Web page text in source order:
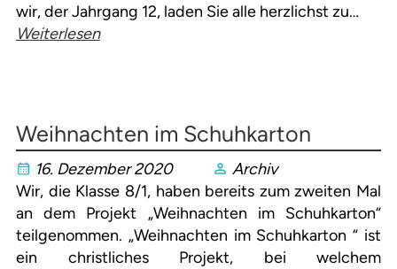
wir, der Jahrgang 12, laden Sie alle herzlichst zu…
Weiterlesen
Weihnachten im Schuhkarton
16. Dezember 2020
Archiv
Wir, die Klasse 8/1, haben bereits zum zweiten Mal
an dem Projekt „Weihnachten im Schuhkarton“
teilgenommen. „Weihnachten im Schuhkarton “ ist
ein christliches Projekt, bei welchem